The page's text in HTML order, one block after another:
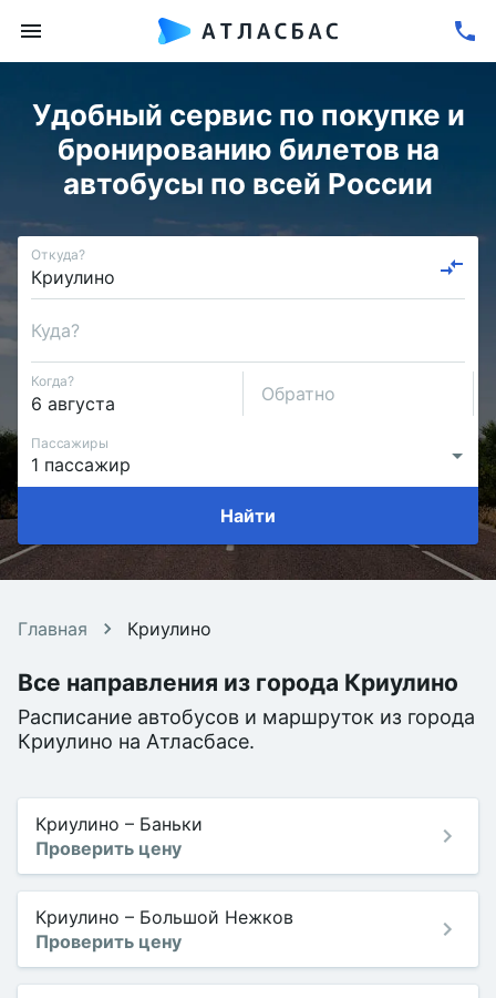
Удобный сервис по покупке и
бронированию билетов на
автобусы по всей России
Откуда?
Куда?
Когда?
Обратно
Пассажиры
Найти
Главная Криулино
Все направления из города Криулино
Расписание автобусов и маршруток из города
Криулино на Атласбасе.
Криулино – Баньки
Проверить цену
Криулино – Большой Нежков
Проверить цену